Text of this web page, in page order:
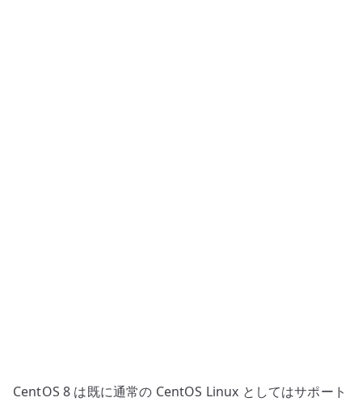
御
CentOS 8 は既に通常の CentOS Linux としてはサポート